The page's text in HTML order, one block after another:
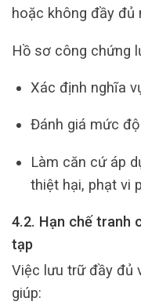
hoặc không đầy đủ
Hồ sơ công chứng
Xác định nghĩa
Đánh giá mức
Làm căn cứ áp
thiệt hại, phạt vi
4.2. Hạn chế tranh
tạp
Việc lưu trữ đầy đủ
giúp: